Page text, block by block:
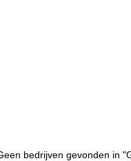
bedrijven gevonden in